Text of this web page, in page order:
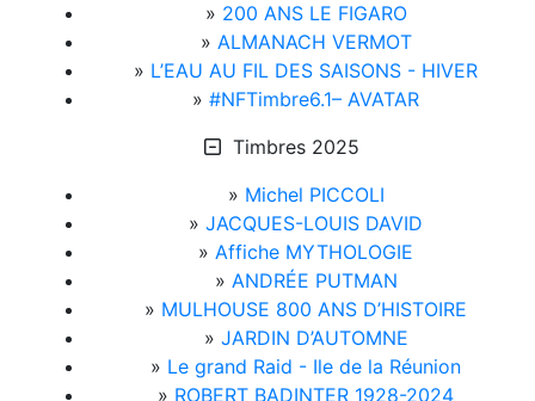
» 200 ANS LE FIGARO
» ALMANACH VERMOT
» L’EAU AU FIL DES SAISONS - HIVER
» #NFTimbre6.1– AVATAR
Timbres 2025
» Michel PICCOLI
» JACQUES-LOUIS DAVID
» Affiche MYTHOLOGIE
» ANDRÉE PUTMAN
» MULHOUSE 800 ANS D’HISTOIRE
» JARDIN D’AUTOMNE
» Le grand Raid - Ile de la Réunion
» ROBERT BADINTER 1928-2024